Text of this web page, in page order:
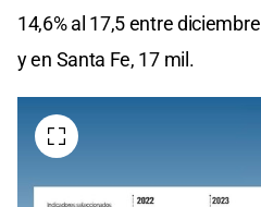
14,6% al 17,5 entre
y en Santa Fe, 17 mil.